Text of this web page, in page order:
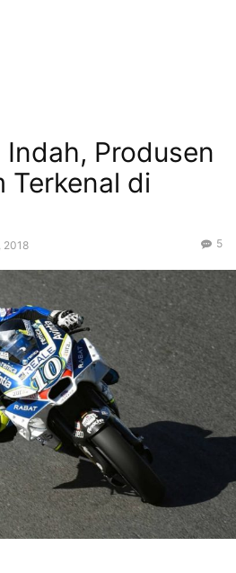
Indah, Produsen
Terkenal di
2018 5